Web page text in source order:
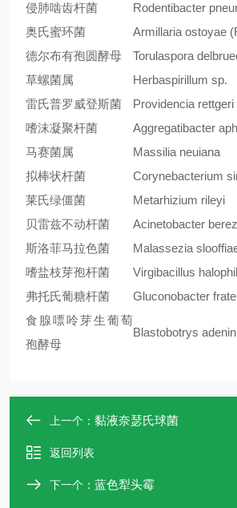
侵肺啮齿杆菌
Rodentibacter
奥氏蜜环菌
Armillaria ostoyae
德尔布有孢圆酵母
Torulaspora
草螺菌属
Herbaspirillum sp.
雷氏普罗威登斯菌
Providencia rettgeri
嗜沫凝聚杆菌
Aggregatibacter
马赛菌属
Massilia neuiana
拟棒状杆菌
Corynebacterium
莱氏绿僵菌
Metarhizium rileyi
贝雷兹不动杆菌
Acinetobacter
斯洛菲马拉色菌
Malassezia
嗜盐枝芽孢杆菌
Virgibacillus
弗托氏葡糖杆菌
Gluconobacter
食腺嘌呤芽生葡萄
孢酵母
Blastobotrys
上一个： 黏液奈瑟氏球菌
返回列表
下一个： 蓝色犁头霉